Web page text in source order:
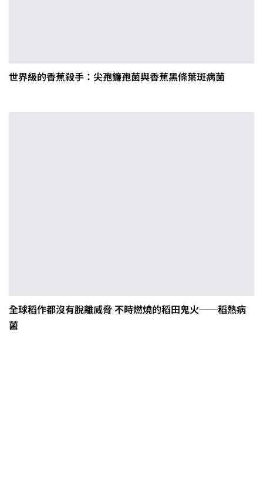
世界級的香蕉殺手：尖孢鐮孢菌與香蕉黑條葉斑病菌
全球稻作都沒有脫離威脅 不時燃燒的稻田鬼火──稻熱病
菌